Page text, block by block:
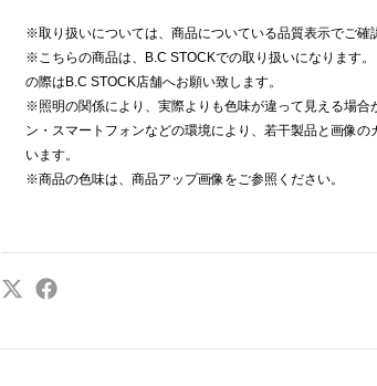
※取り扱いについては、商品についている品質表示でご確
※こちらの商品は、B.C STOCKでの取り扱いになります
の際はB.C STOCK店舗へお願い致します。
※照明の関係により、実際よりも色味が違って見える場合
ン・スマートフォンなどの環境により、若干製品と画像の
います。
※商品の色味は、商品アップ画像をご参照ください。